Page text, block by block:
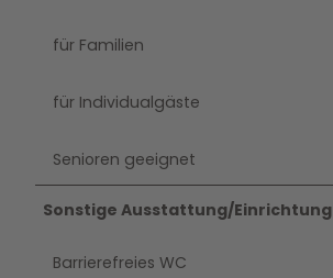
für Familien
für Individualgäste
Senioren geeignet
Sonstige Ausstattung/Einrichtung
Barrierefreies WC